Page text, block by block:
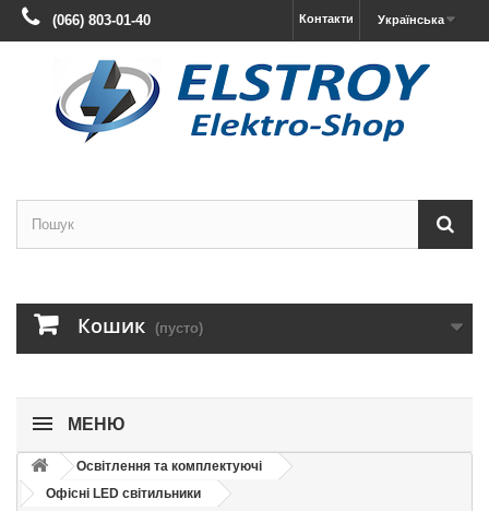
Українська
Контакти
(066) 803-01-40
Кошик (пусто)
МЕНЮ
Освітлення та комплектуючі
Офісні LED світильники